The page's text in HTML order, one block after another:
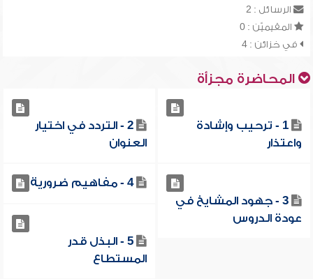
الرسائل : 2
المقيميّن : 0
في خزائن : 4
المحاضرة مجزأة
1 - ترحيب وإشادة
واعتذار
2 - التردد في اختيار
العنوان
3 - جهود المشايخ في
عودة الدروس
4 - مفاهيم ضرورية
5 - البذل قدر
المستطاع